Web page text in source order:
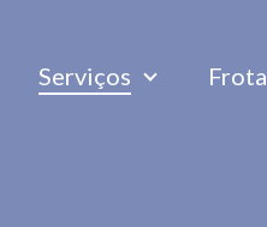
Serviços Frota